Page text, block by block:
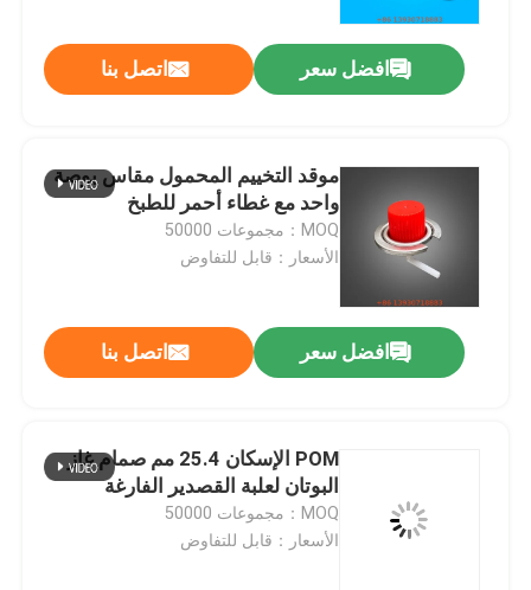
افضل سعر اتصل بنا
موقد التخييم المحمول مقاس بوصة
واحد مع غطاء أحمر للطبخ
MOQ：مجموعات 50000
الأسعار：قابل للتفاوض
افضل سعر اتصل بنا
POM الإسكان 25.4 مم صمام غاز
البوتان لعلبة القصدير الفارغة
MOQ：مجموعات 50000
الأسعار：قابل للتفاوض